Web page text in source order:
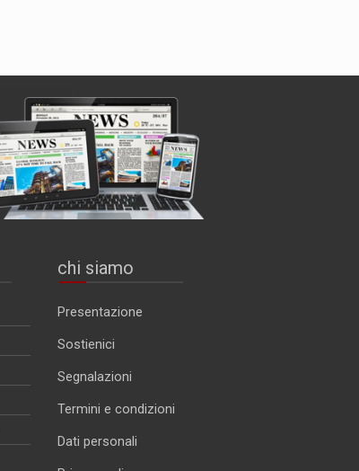
chi siamo
Presentazione
Sostienici
Segnalazioni
Termini e condizioni
Dati personali